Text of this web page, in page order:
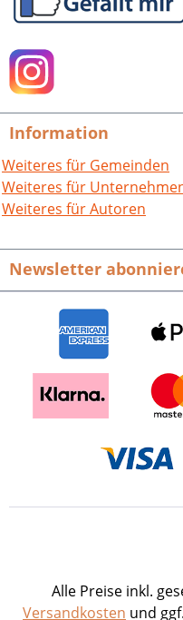
Rechte von
unserer
Enrique
wissenschaftliches
Abb. und einer
Aus dem
978-3-
Information
Weiteres für Gemeinden
Weiteres für
Weiteres für Autoren
Newsletter
Alle Preise inkl.
Versandkosten und